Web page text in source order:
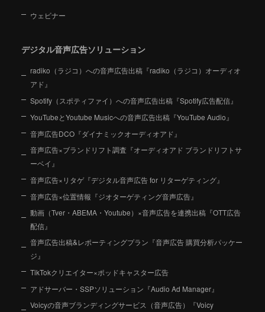
ウェビナー
デジタル音声広告ソリューション
radiko（ラジコ）への音声広告出稿『radiko（ラジコ）オーディオ
アド』
Spotify（スポティファイ）への音声広告出稿『Spotify広告配信』
YouTubeとYoutube Musicへの音声広告出稿『YouTube Audio』
音声広告DCO『ダイナミックオーディオアド』
音声広告×ブランドリフト調査『オーディオアド ブランドリフトサ
ーベイ』
音声広告×リタゲ『デジタル音声広告 for リターゲティング』
音声広告×位置情報『ジオターゲティング音声広告』
動画（Tver・ABEMA・Youtube）×音声広告を連携出稿『OTT広告
配信』
音声広告出稿&レポーティングプラン『音声広告 購買分析パッケー
ジ』
TikTokクリエイター×ポッドキャスター広告
アドサーバー・SSPソリューション『Audio Ad Manager』
Voicyの音声ブランディングサービス（音声広告）『Voicy